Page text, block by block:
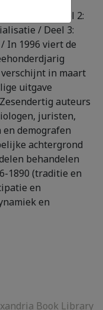
/ Deel 2:
/ Deel 3:
In 1996 viert de
verschijnt in maart
uitgave
auteurs
juristen,
demografen
achtergrond
behandelen
1890 (traditie en
en
en
Book Library